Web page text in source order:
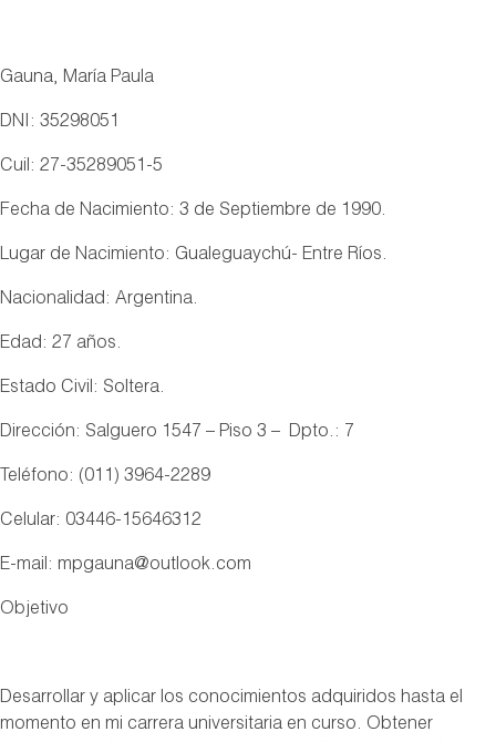
Gauna, María Paula
DNI: 35298051
Cuil: 27-35289051-5
Fecha de Nacimiento: 3 de Septiembre de 1990.
Lugar de Nacimiento: Gualeguaychú- Entre Ríos.
Nacionalidad: Argentina.
Edad: 27 años.
Estado Civil: Soltera.
Dirección: Salguero 1547 – Piso 3 – Dpto.: 7
Teléfono: (011) 3964-2289
Celular: 03446-15646312
E-mail: mpgauna@outlook.com
Objetivo
Desarrollar y aplicar los conocimientos adquiridos hasta el
momento en mi carrera universitaria en curso. Obtener